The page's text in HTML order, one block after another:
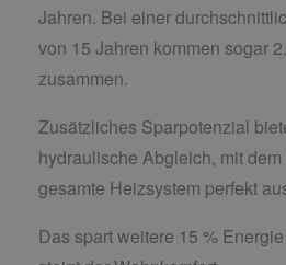
Jahren. Bei einer
von 15 Jahren kommen sogar
zusammen.
Zusätzliches Sparpotenzial
hydraulische Abgleich, mit
gesamte Heizsystem perfekt
Das spart weitere 15 %